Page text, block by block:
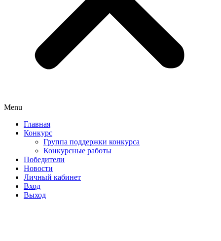
Menu
Главная
Конкурс
Группа поддержки конкурса
Конкурсные работы
Победители
Новости
Личный кабинет
Вход
Выход